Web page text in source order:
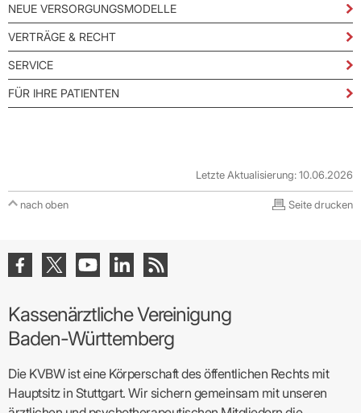
NEUE VERSORGUNGSMODELLE
VERTRÄGE & RECHT
SERVICE
FÜR IHRE PATIENTEN
Letzte Aktualisierung: 10.06.2026
nach oben Seite drucken
Kassenärztliche Vereinigung
Baden-Württemberg
Die KVBW ist eine Körperschaft des öffentlichen Rechts mit
Hauptsitz in Stuttgart. Wir sichern gemeinsam mit unseren